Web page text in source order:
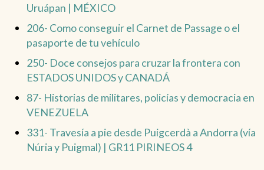
Uruápan | MÉXICO
206- Como conseguir el Carnet de Passage o el
pasaporte de tu vehículo
250- Doce consejos para cruzar la frontera con
ESTADOS UNIDOS y CANADÁ
87- Historias de militares, policías y democracia en
VENEZUELA
331- Travesía a pie desde Puigcerdà a Andorra (vía
Núria y Puigmal) | GR11 PIRINEOS 4